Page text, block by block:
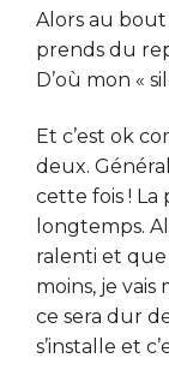
Alors au bout
prends du
D’où mon «
Et c’est ok
deux.
cette fois !
longtemps.
ralenti et que
moins, je vais
ce sera dur
s’installe et